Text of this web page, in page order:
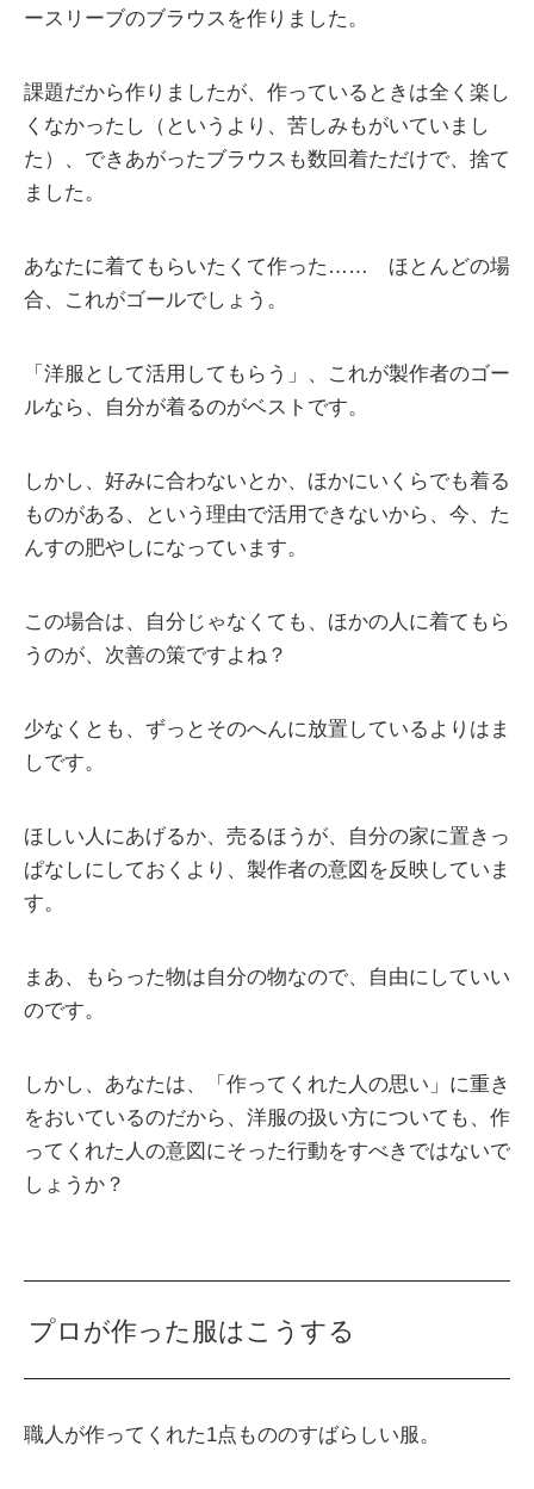
ースリーブのブラウスを作りました。
課題だから作りましたが、作っているときは全く楽し
くなかったし（というより、苦しみもがいていまし
た）、できあがったブラウスも数回着ただけで、捨て
ました。
あなたに着てもらいたくて作った…… ほとんどの場
合、これがゴールでしょう。
「洋服として活用してもらう」、これが製作者のゴー
ルなら、自分が着るのがベストです。
しかし、好みに合わないとか、ほかにいくらでも着る
ものがある、という理由で活用できないから、今、た
んすの肥やしになっています。
この場合は、自分じゃなくても、ほかの人に着てもら
うのが、次善の策ですよね？
少なくとも、ずっとそのへんに放置しているよりはま
しです。
ほしい人にあげるか、売るほうが、自分の家に置きっ
ぱなしにしておくより、製作者の意図を反映していま
す。
まあ、もらった物は自分の物なので、自由にしていい
のです。
しかし、あなたは、「作ってくれた人の思い」に重き
をおいているのだから、洋服の扱い方についても、作
ってくれた人の意図にそった行動をすべきではないで
しょうか？
プロが作った服はこうする
職人が作ってくれた1点もののすばらしい服。